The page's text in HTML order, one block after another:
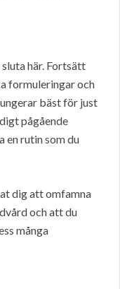
här. Fortsätt
formuleringar och
bäst för just
pågående
en rutin som du
dig att omfamna
och att du
många